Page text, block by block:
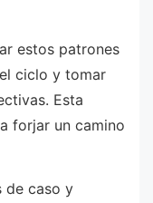
estos patrones
ciclo y tomar
Esta
forjar un camino
de caso y